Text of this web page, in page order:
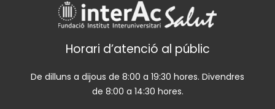
Horari d’atenció al públic
De dilluns a dijous de 8:00 a 19:30 hores. Divendres
de 8:00 a 14:30 hores.